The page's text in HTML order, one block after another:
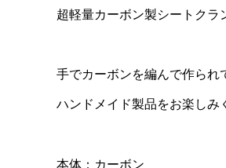
超軽量カーボン製シートクラ
手でカーボンを編んで作られ
ハンドメイド製品をお楽しみ
本体：カーボン